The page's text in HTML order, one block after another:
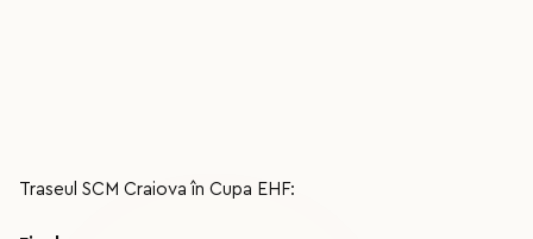
Traseul SCM Craiova în Cupa EHF: